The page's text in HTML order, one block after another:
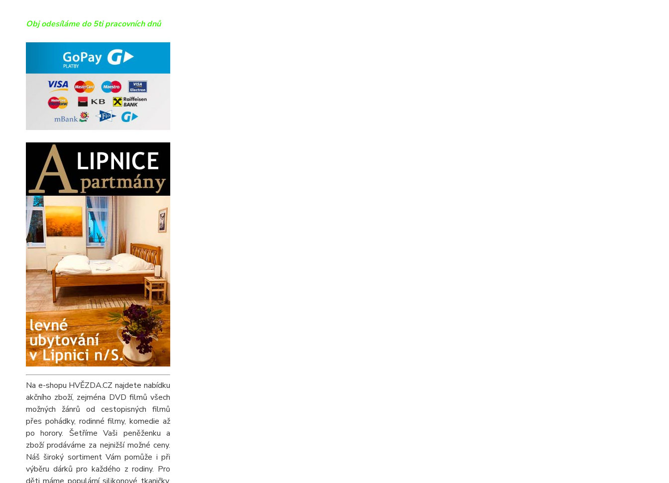
Obj odesíláme do 5ti pracovních dnů
Na e-shopu HVĚZDA.CZ najdete nabídku
akčního zboží, zejména DVD filmů všech
možných žánrů od cestopisných filmů
přes pohádky, rodinné filmy, komedie až
po horory. Šetříme Vaši peněženku a
zboží prodáváme za nejnižší možné ceny.
Náš široký sortiment Vám pomůže i při
výběru dárků pro každého z rodiny. Pro